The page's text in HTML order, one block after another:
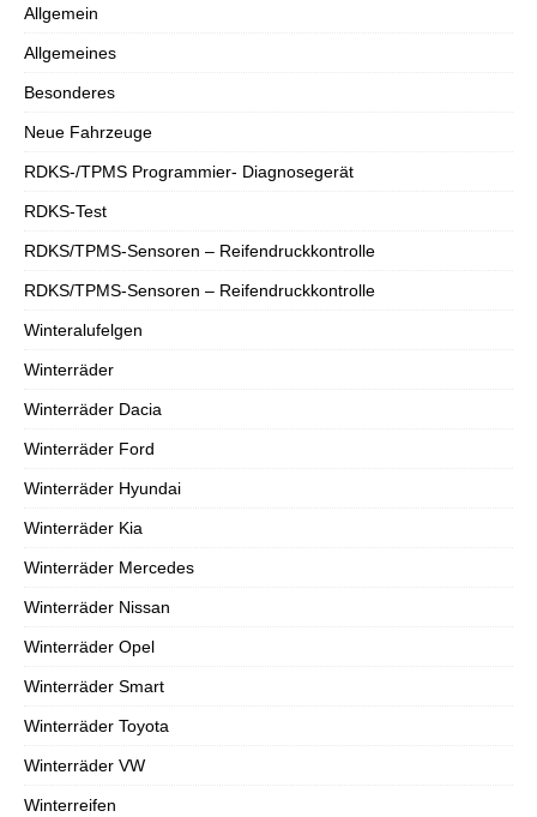
Allgemein
Allgemeines
Besonderes
Neue Fahrzeuge
RDKS-/TPMS Programmier- Diagnosegerät
RDKS-Test
RDKS/TPMS-Sensoren – Reifendruckkontrolle
RDKS/TPMS-Sensoren – Reifendruckkontrolle
Winteralufelgen
Winterräder
Winterräder Dacia
Winterräder Ford
Winterräder Hyundai
Winterräder Kia
Winterräder Mercedes
Winterräder Nissan
Winterräder Opel
Winterräder Smart
Winterräder Toyota
Winterräder VW
Winterreifen